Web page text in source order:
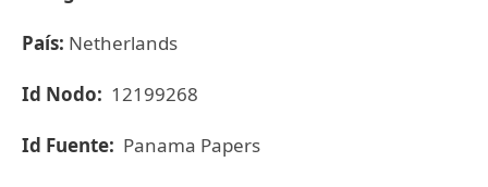
País: Netherlands
Id Nodo: 12199268
Id Fuente: Panama Papers